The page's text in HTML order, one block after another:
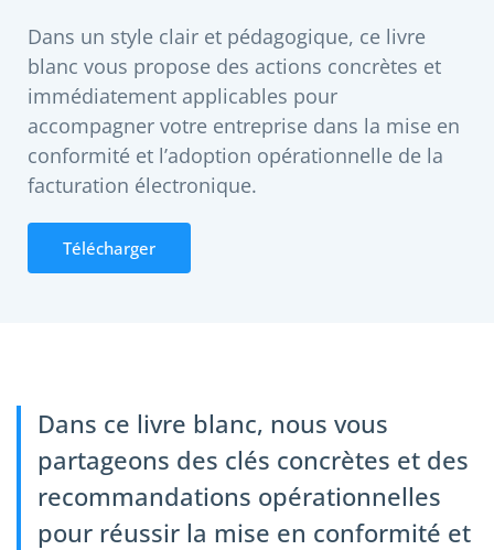
Dans un style clair et pédagogique, ce livre
blanc vous propose des actions concrètes et
immédiatement applicables pour
accompagner votre entreprise dans la mise en
conformité et l’adoption opérationnelle de la
facturation électronique.
Télécharger
Dans ce livre blanc, nous vous
partageons des clés concrètes et des
recommandations opérationnelles
pour réussir la mise en conformité et